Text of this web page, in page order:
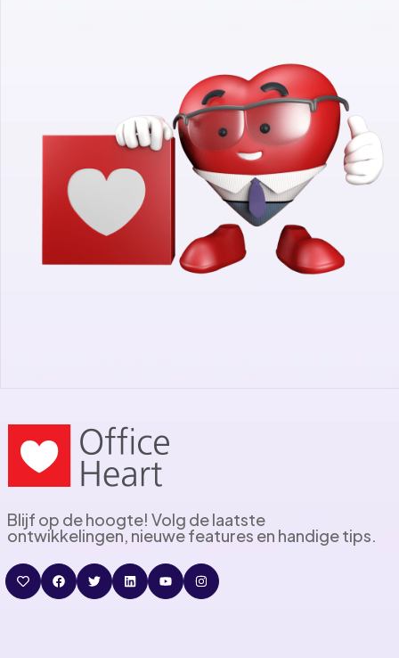
Blijf op de hoogte! Volg de laatste
ontwikkelingen, nieuwe features en handige tips.